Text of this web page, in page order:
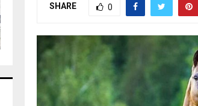
SHARE 0